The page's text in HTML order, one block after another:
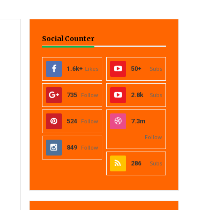
Social Counter
1.6k+ Likes 50+ Subs
735 Follow 2.8k Subs
524 Follow 7.3m
Follow
849 Follow
286 Subs